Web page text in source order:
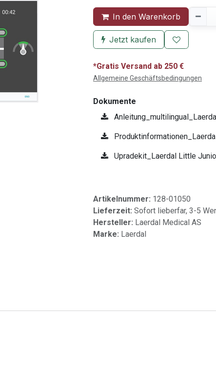
In den Warenkorb
Jetzt kaufen
*Gratis Versand ab 250 €
Allgemeine Geschäftsbedingungen
Dokumente
Upradekit_Laerdal Little
Artikelnummer: 128-01050
Lieferzeit: Sofort lieberfar, 3-5
Hersteller: Laerdal Medical AS
Marke: Laerdal